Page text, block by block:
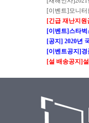
[긴급 재난지원
[이벤트]스타
[이벤트공지]